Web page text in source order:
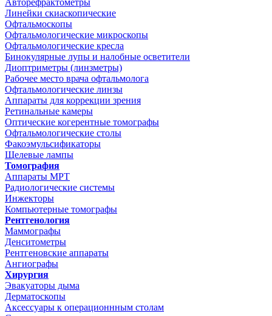
Авторефрактометры
Линейки скиаскопические
Офтальмоскопы
Офтальмологические микроскопы
Офтальмологические кресла
Бинокулярные лупы и налобные осветители
Диоптриметры (линзметры)
Рабочее место врача офтальмолога
Офтальмологические линзы
Аппараты для коррекции зрения
Ретинальные камеры
Оптические когерентные томографы
Офтальмологические столы
Факоэмульсификаторы
Щелевые лампы
Томография
Аппараты МРТ
Радиологические системы
Инжекторы
Компьютерные томографы
Рентгенология
Маммографы
Денситометры
Рентгеновские аппараты
Ангиографы
Хирургия
Эвакуаторы дыма
Дерматоскопы
Аксессуары к операционнным столам